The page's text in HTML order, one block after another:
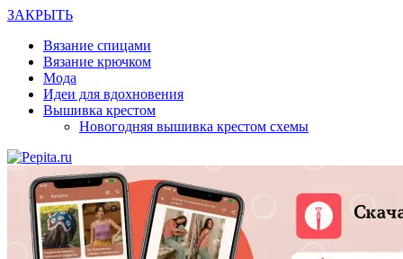
ЗАКРЫТЬ
Вязание спицами
Вязание крючком
Мода
Идеи для вдохновения
Вышивка крестом
Новогодняя вышивка крестом схемы